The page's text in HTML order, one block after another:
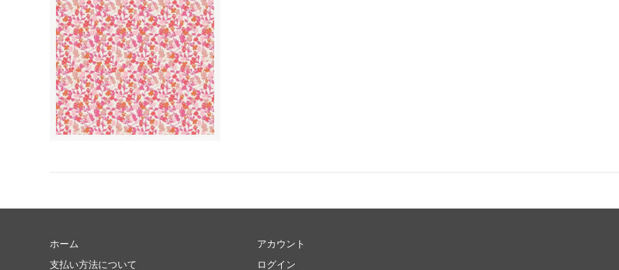
ホーム
支払い方法について
アカウント
ログイン